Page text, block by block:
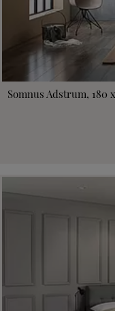
Somnus Adstrum, 180